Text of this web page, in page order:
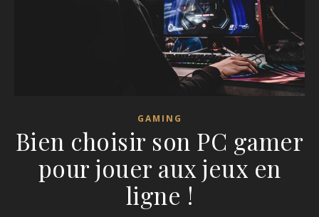
GAMING
Bien choisir son PC gamer
pour jouer aux jeux en
ligne !